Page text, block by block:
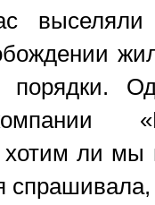
порядки.
хотим ли мы